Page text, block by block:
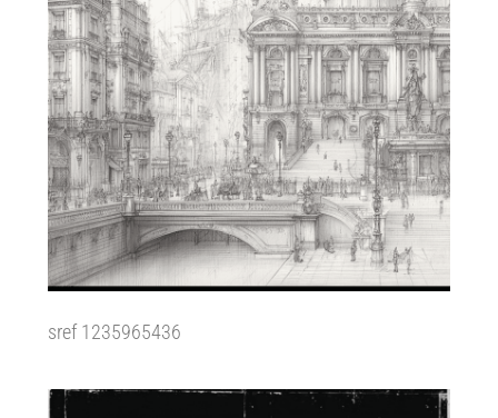
sref 1235965436